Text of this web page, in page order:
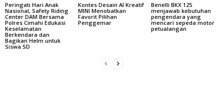
Peringati Hari Anak
Nasional, Safety Riding
Center DAM Bersama
Polres Cimahi Edukasi
Keselamatan
Berkendara dan
Bagikan Helm untuk
Siswa SD
Kontes Desain AI Kreatif
MINI Menobatkan
Favorit Pilihan
Penggemar
Benelli BKX 125
menjawab kebutuhan
pengendara yang
mencari sepeda motor
petualangan